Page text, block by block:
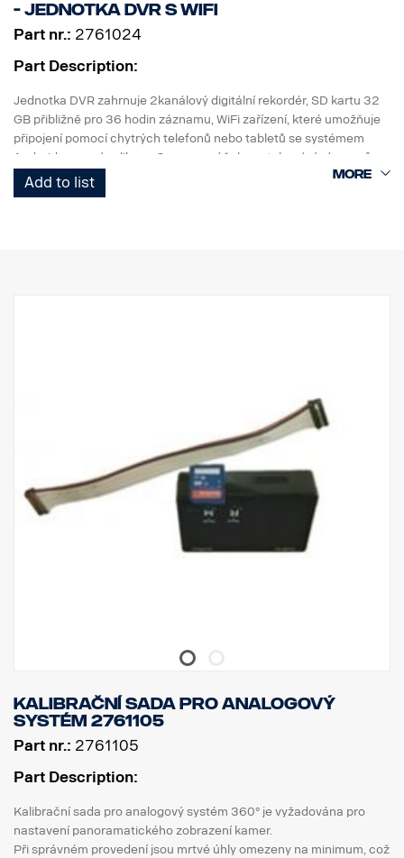
- jednotka DVR s WiFi
Part nr.: 2761024
Part Description:
Jednotka DVR zahrnuje 2kanálový digitální rekordér, SD kartu 32
GB přibližně pro 36 hodin záznamu, WiFi zařízení, které umožňuje
připojení pomocí chytrých telefonů nebo tabletů se systémem
Android pomocí aplikace Camos za účelem stahování záznamů
nebo živého výhledu do okolí.
Lze pořizovat záznam ze všech kamer jednotlivě nebo v
Add to list
Kalibrační sada pro analogový
systém 2761105
Part nr.: 2761105
Part Description:
Kalibrační sada pro analogový systém 360° je vyžadována pro
nastavení panoramatického zobrazení kamer.
Při správném provedení jsou mrtvé úhly omezeny na minimum, což